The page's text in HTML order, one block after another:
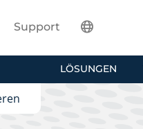
LÖSUNGEN
Support